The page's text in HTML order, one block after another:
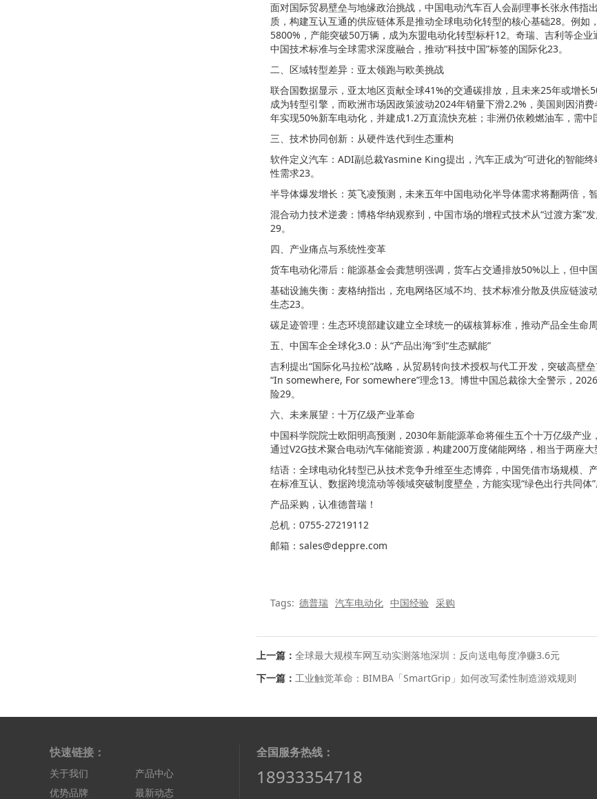
面对国际贸易壁垒与地缘政治挑战，中国电动汽车百人会副理事长张永伟指
质，构建互认互通的供应链体系是推动全球电动化转型的核心基础28。例
5800%，产能突破50万辆，成为东盟电动化转型标杆12。奇瑞、吉利等企
中国技术标准与全球需求深度融合，推动“科技中国”标签的国际化23。
二、区域转型差异：亚太领跑与欧美挑战
联合国数据显示，亚太地区贡献全球41%的交通碳排放，且未来25年或增
成为转型引擎，而欧洲市场因政策波动2024年销量下滑2.2%，美国则因消
年实现50%新车电动化，并建成1.2万直流快充桩；非洲仍依赖燃油车，需中
三、技术协同创新：从硬件迭代到生态重构
软件定义汽车：ADI副总裁Yasmine King提出，汽车正成为“可进化的智能
性需求23。
半导体爆发增长：英飞凌预测，未来五年中国电动化半导体需求将翻两倍，
混合动力技术逆袭：博格华纳观察到，中国市场的增程式技术从“过渡方案”
29。
四、产业痛点与系统性变革
货车电动化滞后：能源基金会龚慧明强调，货车占交通排放50%以上，但中
基础设施失衡：麦格纳指出，充电网络区域不均、技术标准分散及供应链
生态23。
碳足迹管理：生态环境部建议建立全球统一的碳核算标准，推动产品全生命
五、中国车企全球化3.0：从“产品出海”到“生态赋能”
吉利提出“国际化马拉松”战略，从贸易转向技术授权与代工开发，突破高壁
“In somewhere, For somewhere”理念13。博世中国总裁徐大全警示，
险29。
六、未来展望：十万亿级产业革命
中国科学院院士欧阳明高预测，2030年新能源革命将催生五个十万亿级产
通过V2G技术聚合电动汽车储能资源，构建200万度储能网络，相当于两座大
结语：全球电动化转型已从技术竞争升维至生态博弈，中国凭借市场规模
在标准互认、数据跨境流动等领域突破制度壁垒，方能实现“绿色出行共同体
产品采购，认准德普瑞！
总机：0755-27219112
邮箱：sales@deppre.com
Tags: 德普瑞 汽车电动化 中国经验 采购
上一篇： 全球最大规模车网互动实测落地深圳：反向送电每度净赚3.6元
下一篇： 工业触觉革命：BIMBA「SmartGrip」如何改写柔性制造游戏规则
快速链接：
关于我们
产品中心
优势品牌
最新动态
全国服务热线：
18933354718